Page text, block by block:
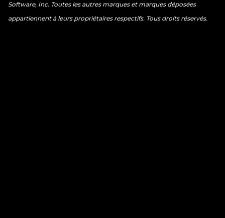
Software, Inc. Toutes les autres marques et marques déposées
appartiennent à leurs propriétaires respectifs. Tous droits réservés.